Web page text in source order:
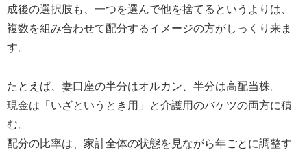
成後の選択肢も、一つを選んで他を捨てるというよりは、
複数を組み合わせて配分するイメージの方がしっくり来ま
す。
たとえば、妻口座の半分はオルカン、半分は高配当株。
現金は「いざというとき用」と介護用のバケツの両方に積
む。
配分の比率は、家計全体の状態を見ながら年ごとに調整す